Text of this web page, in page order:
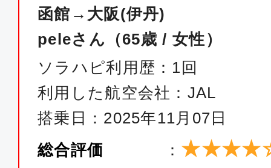
函館→大阪(伊丹)
peleさん（65歳 / 女性）
ソラハピ利用歴：1回
利用した航空会社：JAL
搭乗日：2025年11月07日
総合評価
：